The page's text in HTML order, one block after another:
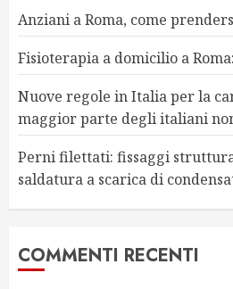
Anziani a Roma, come
Fisioterapia a domicilio a
Nuove regole in Italia per la
maggior parte degli italiani
Perni filettati: fissaggi
saldatura a scarica di
COMMENTI RECENTI